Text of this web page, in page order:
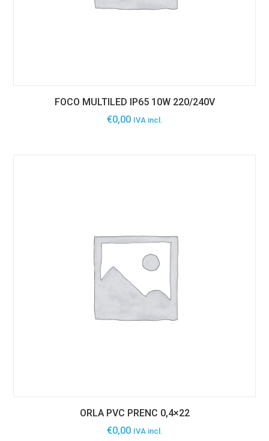
FOCO MULTILED IP65 10W 220/240V
€0,00 IVA incl.
ORLA PVC PRENC 0,4×22
€0,00 IVA incl.